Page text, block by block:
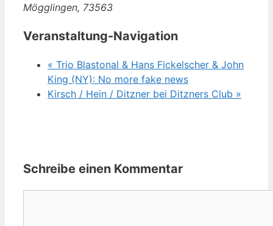
Mögglingen, 73563
Veranstaltung-Navigation
« Trio Blastonal & Hans Fickelscher & John
King (NY): No more fake news
Kirsch / Hein / Ditzner bei Ditzners Club »
Schreibe einen Kommentar